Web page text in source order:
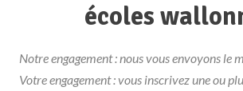
écoles
Notre engagement : nous vous envoyons le
Votre engagement : vous inscrivez une ou